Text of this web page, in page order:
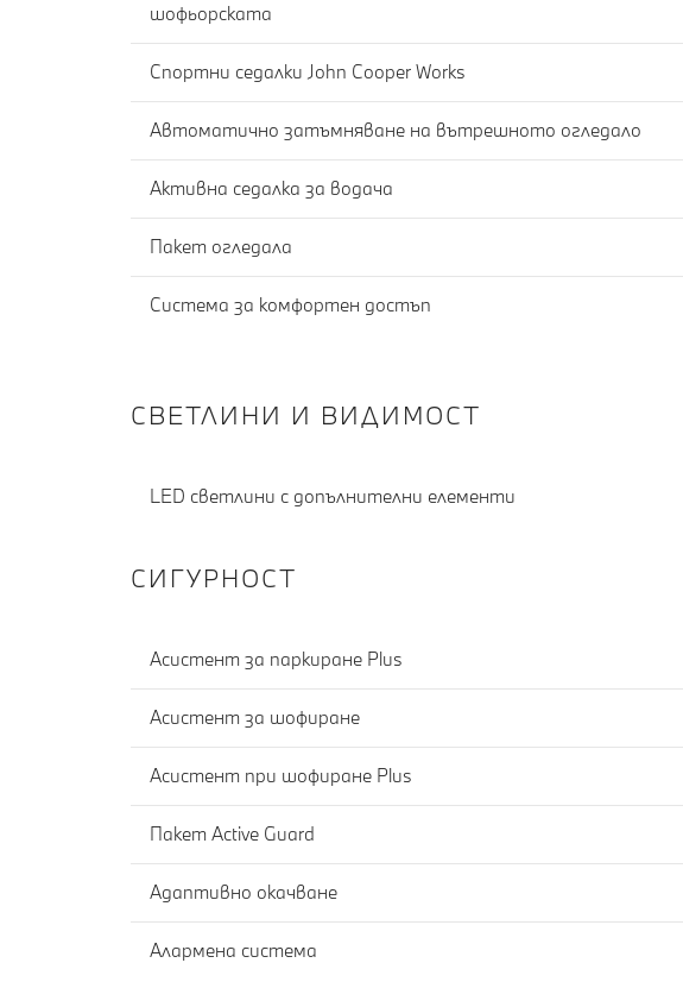
шофьорската
Спортни седалки John Cooper Works
Автоматично затъмняване на вътрешното огледало
Активна седалка за водача
Пакет огледала
Система за комфортен достъп
СВЕТЛИНИ И ВИДИМОСТ
LED светлини с допълнителни елементи
СИГУРНОСТ
Асистент за паркиране Plus
Асистент за шофиране
Асистент при шофиране Plus
Пакет Active Guard
Адаптивно окачване
Алармена система